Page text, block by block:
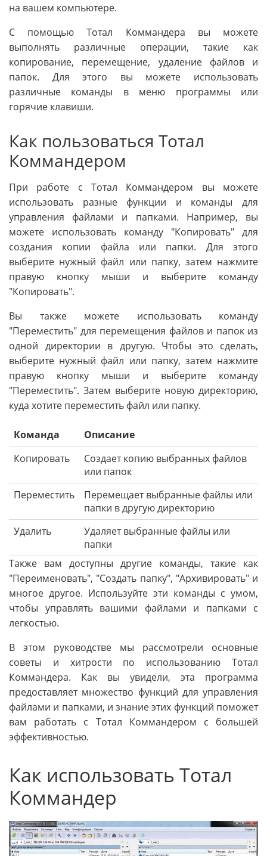
на вашем компьютере.
С помощью Тотал Коммандера вы можете
выполнять различные операции, такие как
копирование, перемещение, удаление файлов и
папок. Для этого вы можете использовать
различные команды в меню программы или
горячие клавиши.
Как пользоваться Тотал
Коммандером
При работе с Тотал Коммандером вы можете
использовать разные функции и команды для
управления файлами и папками. Например, вы
можете использовать команду "Копировать" для
создания копии файла или папки. Для этого
выберите нужный файл или папку, затем нажмите
правую кнопку мыши и выберите команду
"Копировать".
Вы также можете использовать команду
"Переместить" для перемещения файлов и папок из
одной директории в другую. Чтобы это сделать,
выберите нужный файл или папку, затем нажмите
правую кнопку мыши и выберите команду
"Переместить". Затем выберите новую директорию,
куда хотите переместить файл или папку.
Команда
Описание
Копировать
Создает копию выбранных файлов
или папок
Переместить
Перемещает выбранные файлы или
папки в другую директорию
Удалить
Удаляет выбранные файлы или
папки
Также вам доступны другие команды, такие как
"Переименовать", "Создать папку", "Архивировать" и
многое другое. Используйте эти команды с умом,
чтобы управлять вашими файлами и папками с
легкостью.
В этом руководстве мы рассмотрели основные
советы и хитрости по использованию Тотал
Коммандера. Как вы увидели, эта программа
предоставляет множество функций для управления
файлами и папками, и знание этих функций поможет
вам работать с Тотал Коммандером с большей
эффективностью.
Как использовать Тотал
Коммандер